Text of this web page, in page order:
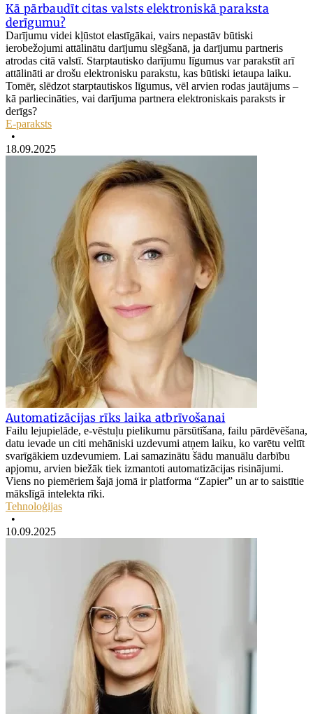
Kā pārbaudīt citas valsts elektroniskā paraksta
derīgumu?
Darījumu videi kļūstot elastīgākai, vairs nepastāv būtiski
ierobežojumi attālinātu darījumu slēgšanā, ja darījumu partneris
atrodas citā valstī. Starptautisko darījumu līgumus var parakstīt arī
attālināti ar drošu elektronisku parakstu, kas būtiski ietaupa laiku.
Tomēr, slēdzot starptautiskos līgumus, vēl arvien rodas jautājums –
kā parliecināties, vai darījuma partnera elektroniskais paraksts ir
derīgs?
E-paraksts
•
18.09.2025
Automatizācijas rīks laika atbrīvošanai
Failu lejupielāde, e-vēstuļu pielikumu pārsūtīšana, failu pārdēvēšana,
datu ievade un citi mehāniski uzdevumi atņem laiku, ko varētu veltīt
svarīgākiem uzdevumiem. Lai samazinātu šādu manuālu darbību
apjomu, arvien biežāk tiek izmantoti automatizācijas risinājumi.
Viens no piemēriem šajā jomā ir platforma “Zapier” un ar to saistītie
mākslīgā intelekta rīki.
Tehnoloģijas
•
10.09.2025